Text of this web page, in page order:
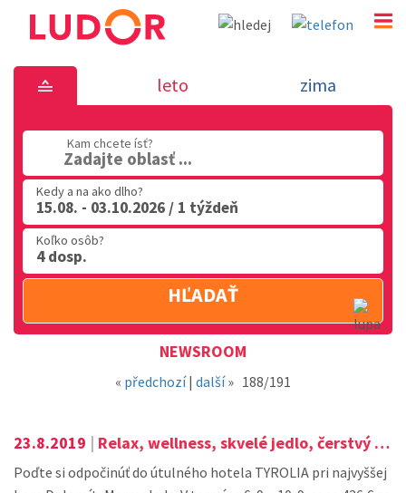
Novinka 23.8.2019 - dovolenka v
02 2063 3182
leto zima
Kam chcete ísť?
Zadajte oblasť ...
Kedy a na ako dlho?
15.08. - 03.10.2026 / 1 týždeň
Koľko osôb?
4 dosp.
HĽADAŤ
NEWSROOM
« předchozí| další» 188/191
23.8.2019 | Relax, wellness, skvelé jedlo, čerstvý vzduch a majestátne hory!
Poďte si odpočinúť do útulného hotela TYROLIA pri najvyššej